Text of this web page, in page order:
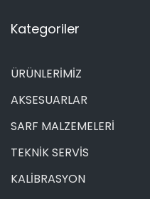
Kategoriler
ÜRÜNLERİMİZ
AKSESUARLAR
SARF MALZEMELERİ
TEKNİK SERVİS
KALİBRASYON